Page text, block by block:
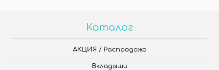
Каталог
АКЦИЯ / Распродажа
Вкладыши